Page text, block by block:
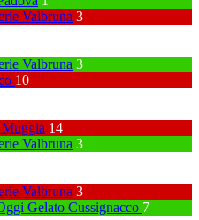
Valbruna 3
Valbruna 3
10
14
Valbruna 3
Valbruna 3
Gelato Cussignacco 7